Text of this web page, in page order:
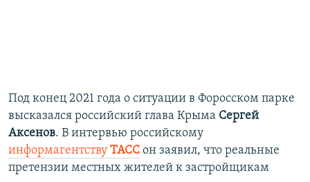
Под конец 2021 года о ситуации в Форосском парке
высказался российский глава Крыма Сергей
Аксенов. В интервью российскому
информагентству ТАСС он заявил, что реальные
претензии местных жителей к застройщикам